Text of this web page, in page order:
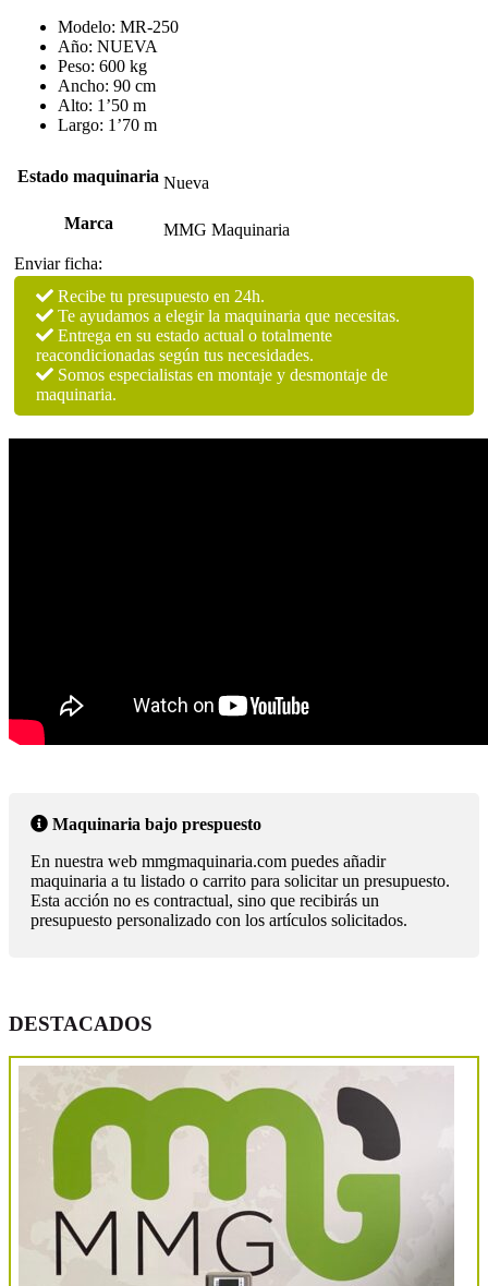
litros
cantidad
Modelo: MR-250
Año: NUEVA
Peso: 600 kg
Ancho: 90 cm
Alto: 1’50 m
Largo: 1’70 m
Estado maquinaria Nueva
Marca
MMG Maquinaria
Enviar ficha:
Recibe tu presupuesto en 24h.
Te ayudamos a elegir la maquinaria que necesitas.
Entrega en su estado actual o totalmente
reacondicionadas según tus necesidades.
Somos especialistas en montaje y desmontaje de
maquinaria.
Maquinaria bajo prespuesto
En nuestra web mmgmaquinaria.com puedes añadir
maquinaria a tu listado o carrito para solicitar un presupuesto.
Esta acción no es contractual, sino que recibirás un
presupuesto personalizado con los artículos solicitados.
DESTACADOS